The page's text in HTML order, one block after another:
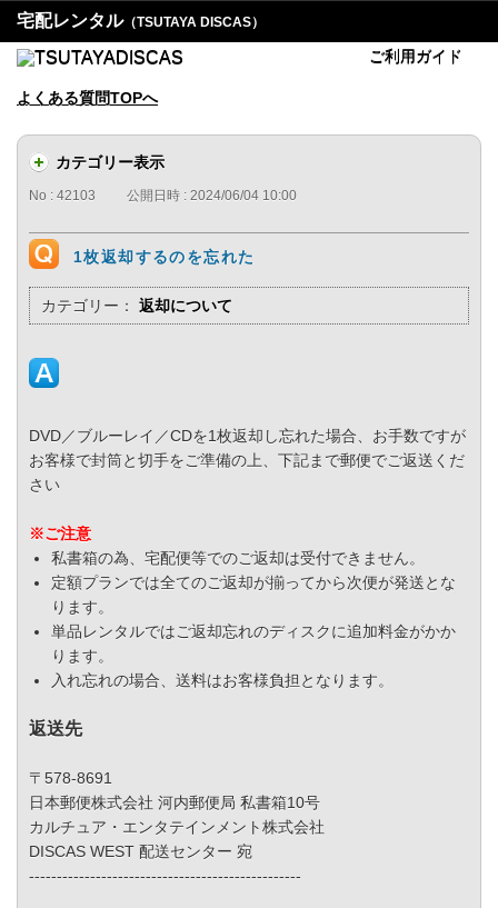
宅配レンタル（TSUTAYA DISCAS）
ご利用ガイド
よくある質問TOPへ
カテゴリー表示
No : 42103 公開日時 : 2024/06/04 10:00
1枚返却するのを忘れた
カテゴリー： 返却について
DVD／ブルーレイ／CDを1枚返却し忘れた場合、お手数ですが
お客様で封筒と切手をご準備の上、下記まで郵便でご返送くだ
さい
※ご注意
私書箱の為、宅配便等でのご返却は受付できません。
定額プランでは全てのご返却が揃ってから次便が発送とな
ります。
単品レンタルではご返却忘れのディスクに追加料金がかか
ります。
入れ忘れの場合、送料はお客様負担となります。
返送先
〒578-8691
日本郵便株式会社 河内郵便局 私書箱10号
カルチュア・エンタテインメント株式会社
DISCAS WEST 配送センター 宛
-------------------------------------------------